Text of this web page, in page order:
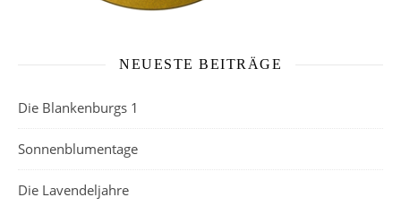
NEUESTE BEITRÄGE
Die Blankenburgs 1
Sonnenblumentage
Die Lavendeljahre